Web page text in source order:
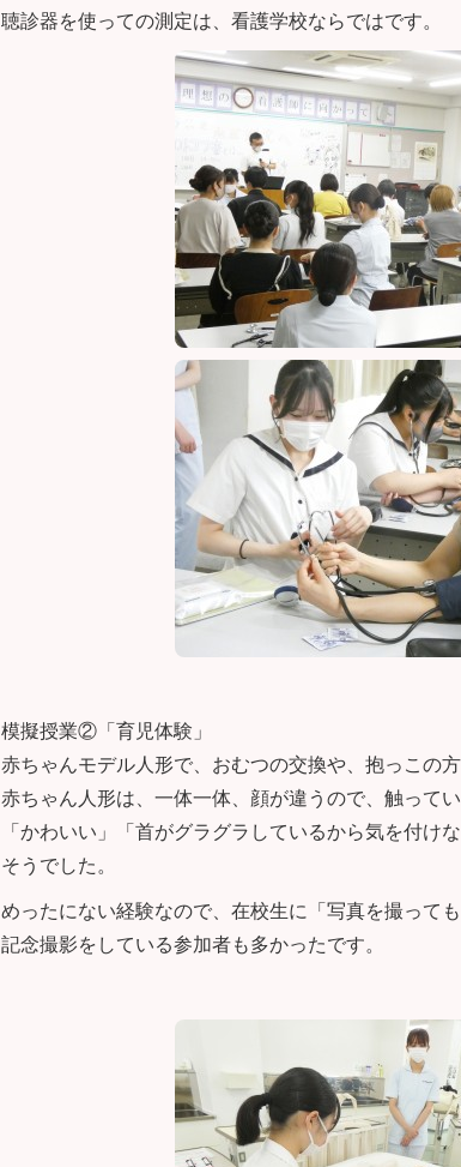
聴診器を使っての測定は、看護学校ならではです。
模擬授業②「育児体験」
赤ちゃんモデル人形で、おむつの交換や、抱っこの
赤ちゃん人形は、一体一体、顔が違うので、触って
「かわいい」「首がグラグラしているから気を付け
そうでした。
めったにない経験なので、在校生に「写真を撮って
記念撮影をしている参加者も多かったです。